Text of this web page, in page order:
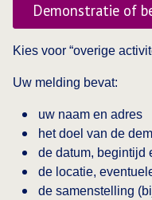
Demonstratie of
Kies voor “overige
Uw melding bevat:
uw naam en adres
het doel van de
de datum, begintijd
de locatie,
de samenstelling